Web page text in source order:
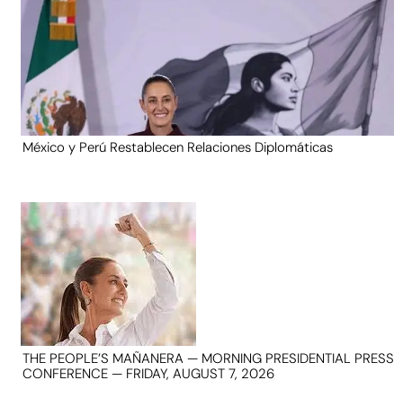
México y Perú Restablecen Relaciones Diplomáticas
THE PEOPLE’S MAÑANERA — MORNING PRESIDENTIAL PRESS
CONFERENCE — FRIDAY, AUGUST 7, 2026